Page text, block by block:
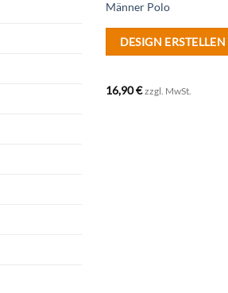
Männer Polo
DESIGN ERSTELLEN
16,90€ zzgl. MwSt.